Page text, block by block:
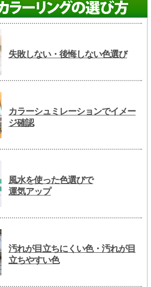
失敗しない・後悔しない色選び
カラーシュミレーションでイメー
ジ確認
風水を使った色選びで
運気アップ
汚れが目立ちにくい色・汚れが目
立ちやすい色